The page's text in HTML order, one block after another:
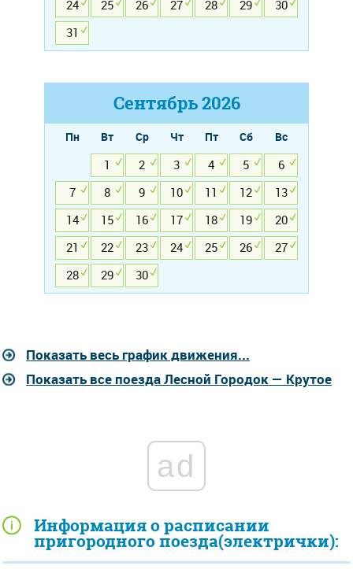
Информация о расписании
пригородного поезда(электрички):
24
25 26 27 28 29
30
31
Сентябрь2026
Пн Вт Ср Чт Пт Сб
Вс
1
2 3 4 5
6
7
8 9 10 11 12
13
14
15 16 17 18 19
20
21
22 23 24 25 26
27
28
29 30
Показать весь график движения...
Показать все поезда Лесной Городок — Крутое
ad